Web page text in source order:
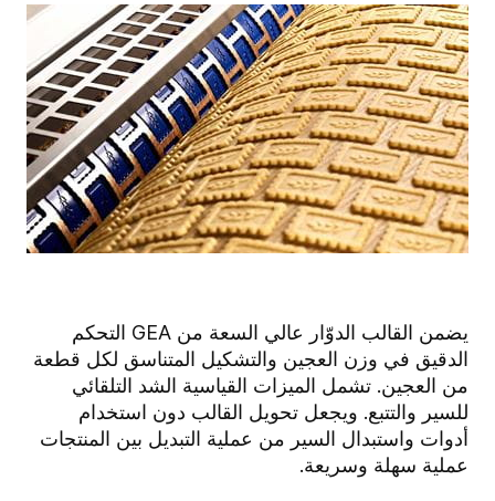
يضمن القالب الدوّار عالي السعة من GEA التحكم
الدقيق في وزن العجين والتشكيل المتناسق لكل قطعة
من العجين. تشمل الميزات القياسية الشد التلقائي
للسير والتتبع. ويجعل تحويل القالب دون استخدام
أدوات واستبدال السير من عملية التبديل بين المنتجات
عملية سهلة وسريعة.